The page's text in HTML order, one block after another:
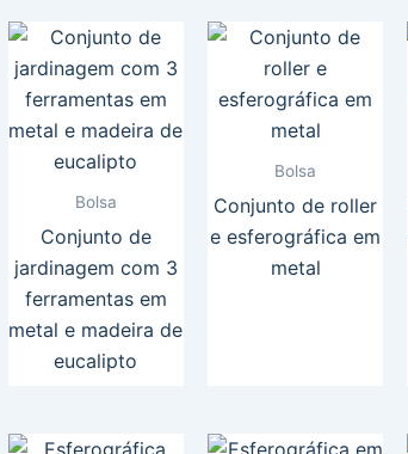
Bolsa
Conjunto de
jardinagem com 3
ferramentas em
metal e madeira de
eucalipto
Bolsa
Conjunto de roller
e esferográfica em
metal